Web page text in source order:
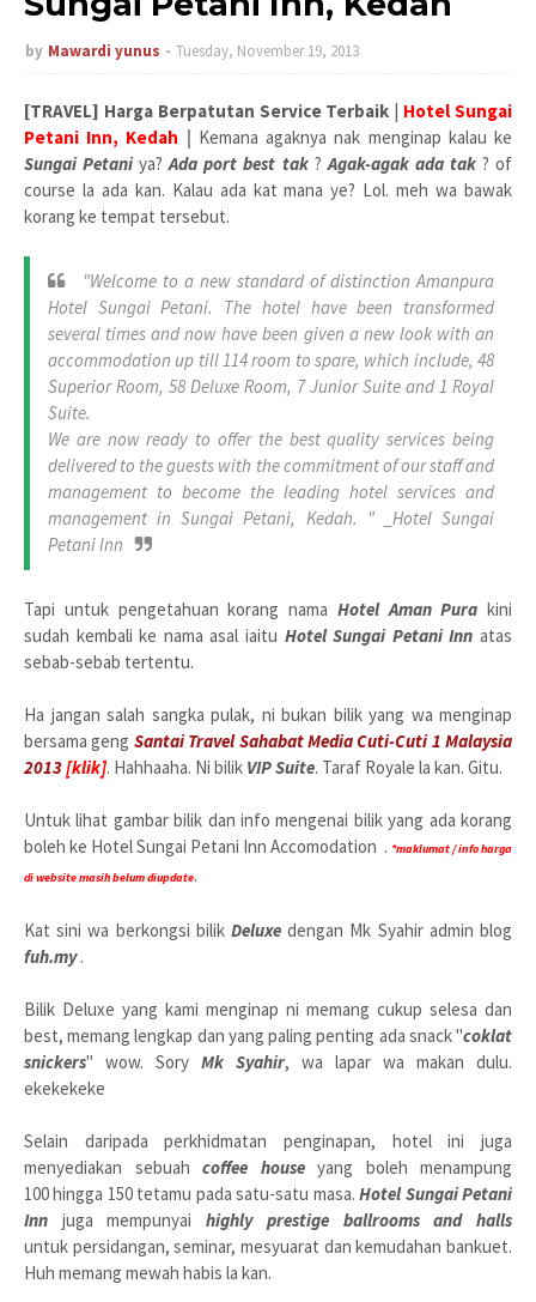
by Mawardi yunus Tuesday, November 19, 2013
[TRAVEL] Harga Berpatutan Service Terbaik | Hotel Sungai
Petani Inn, Kedah | Kemana agaknya nak menginap kalau ke
Sungai Petaniya? Ada port best tak?Agak-agak ada tak ? of
course la ada kan. Kalau ada kat mana ye? Lol. meh wa bawak
korang ke tempat tersebut.
"Welcome to a new standard of distinction Amanpura
Hotel Sungai Petani. The hotel have been transformed
several times and now have been given a new look with an
accommodation up till 114 room to spare, which include, 48
Superior Room, 58 Deluxe Room, 7 Junior Suite and 1 Royal
Suite.
We are now ready to offer the best quality services being
delivered to the guests with the commitment of our staff and
management to become the leading hotel services and
management in Sungai Petani, Kedah. " _Hotel Sungai
Petani Inn
Tapi untuk pengetahuan korang nama Hotel Aman Pura kini
sudah kembali ke nama asal iaitu Hotel Sungai Petani Inn atas
sebab-sebab tertentu.
Ha jangan salah sangka pulak, ni bukan bilik yang wa menginap
bersama geng Santai Travel Sahabat Media Cuti-Cuti 1 Malaysia
2013[klik]. Hahhaaha. Ni bilik VIP Suite. Taraf Royale la kan. Gitu.
Untuk lihat gambar bilik dan info mengenai bilik yang ada korang
boleh ke Hotel Sungai Petani Inn Accomodation . *maklumat / info harga
di website masih belum diupdate.
Kat sini wa berkongsi bilik Deluxe dengan Mk Syahir admin blog
fuh.my.
Bilik Deluxe yang kami menginap ni memang cukup selesa dan
best, memang lengkap dan yang paling penting ada snack "coklat
snickers" wow. Sory Mk Syahir, wa lapar wa makan dulu.
ekekekeke
Selain daripada perkhidmatan penginapan, hotel ini juga
menyediakan sebuah coffee houseyang boleh menampung
100 hingga 150 tetamu pada satu-satu masa.Hotel Sungai Petani
Inn juga mempunyaihighly prestige ballrooms and halls
untuk persidangan, seminar, mesyuarat dan kemudahan bankuet.
Huh memang mewah habis la kan.